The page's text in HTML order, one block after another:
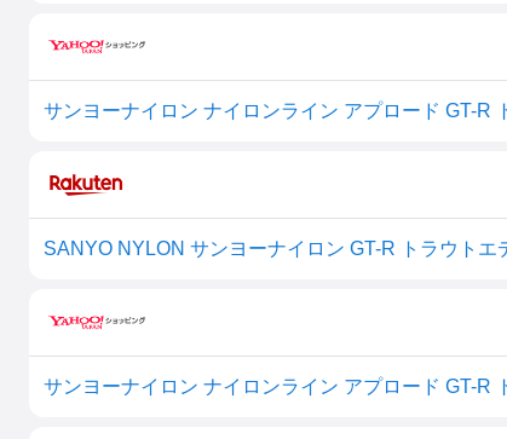
サンヨーナイロン ナイロンライン アプロード GT-R
SANYO NYLON サンヨーナイロン GT-R トラウト
サンヨーナイロン ナイロンライン アプロード GT-R